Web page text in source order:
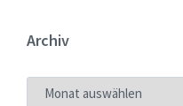
Archiv
ARCHIV